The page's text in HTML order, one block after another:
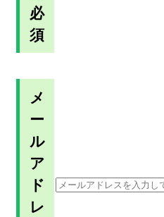
必
須
メ
ー
ル
ア
ド
レ